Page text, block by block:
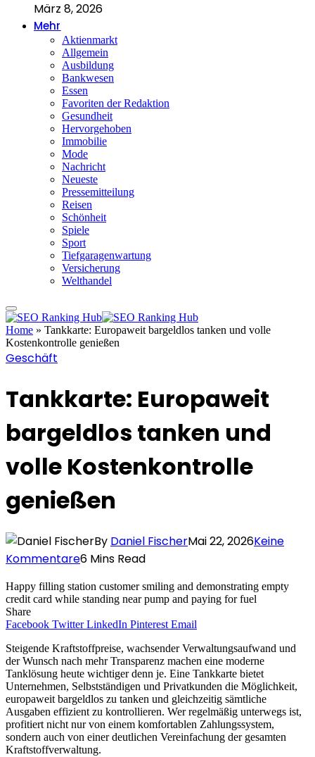
März 8, 2026
Mehr
Aktienmarkt
Allgemein
Ausbildung
Bankwesen
Essen
Favoriten der Redaktion
Gesundheit
Hervorgehoben
Immobilie
Mode
Nachricht
Neueste
Pressemitteilung
Reisen
Schönheit
Spiele
Sport
Tiefgaragenwartung
Versicherung
Welthandel
Home » Tankkarte: Europaweit bargeldlos tanken und volle
Kostenkontrolle genießen
Geschäft
Tankkarte: Europaweit
bargeldlos tanken und
volle Kostenkontrolle
genießen
By Daniel FischerMai 22, 2026Keine
Kommentare6 Mins Read
Happy filling station customer smiling and demonstrating empty
credit card while standing near pump and paying for fuel
Share
Facebook Twitter LinkedIn Pinterest Email
Steigende Kraftstoffpreise, wachsender Verwaltungsaufwand und
der Wunsch nach mehr Transparenz machen eine moderne
Tanklösung heute wichtiger denn je. Eine Tankkarte bietet
Unternehmen, Selbstständigen und Privatkunden die Möglichkeit,
europaweit bargeldlos zu tanken und gleichzeitig sämtliche
Ausgaben effizient zu kontrollieren. Wer regelmäßig unterwegs ist,
profitiert nicht nur von einem komfortablen Zahlungssystem,
sondern auch von einer deutlichen Vereinfachung der gesamten
Kraftstoffverwaltung.